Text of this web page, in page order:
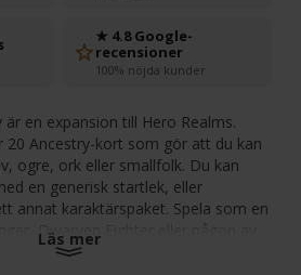
★ 4.8 Google-
recensioner
100% nöjda kunder
är en expansion till Hero Realms.
20 Ancestry-kort som gör att du kan
ogre, ork eller smallfolk. Du kan
en generisk startlek, eller
annat karaktärspaket. Spela som en
Dwarven Fighter eller någon av
av raser och klasser!
Läs mer